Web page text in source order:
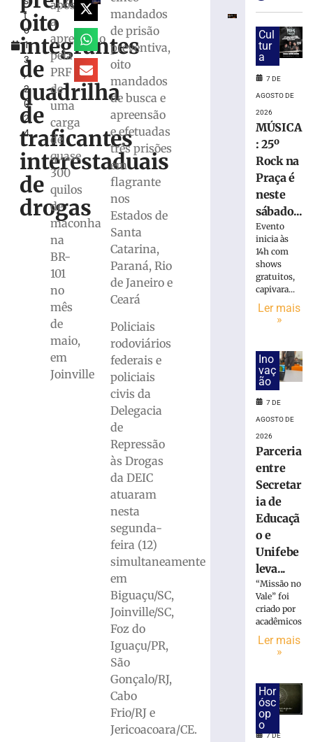
t
o
1
3
,
2
0
2
4
oito
integrantes
de
quadrilha
de
traficantes
interestaduais
de
drogas
após
a
apreensão
pela
PRF
de
uma
carga
de
quase
300
quilos
de
maconha
na
BR-
101
no
mês
de
maio,
em
Joinville
mandados
de prisão
preventiva,
oito
mandados
de busca e
apreensão
e efetuadas
três prisões
em
flagrante
nos
Estados de
Santa
Catarina,
Paraná, Rio
de Janeiro e
Ceará
Policiais
rodoviários
federais e
policiais
civis da
Delegacia
de
Repressão
às Drogas
da DEIC
atuaram
nesta
segunda-
feira (12)
simultaneamente
em
Biguaçu/SC,
Joinville/SC,
Foz do
Iguaçu/PR,
São
Gonçalo/RJ,
Cabo
Frio/RJ e
Jericoacoara/CE.
por
suspeita
tortura
contra
filho
anos
Polícia
quilos
drogas
Gaspar
Colisão
entre
veículos
bairro
Santa
Cul
tur
a
7 DE
AGOSTO DE
2026
MÚSICA
: 25º
Rock na
Praça é
neste
sábado...
Evento
inicia às
14h com
shows
gratuitos,
capivara...
Ler mais
»
Ino
vaç
ão
7 DE
AGOSTO DE
2026
Parceria
entre
Secretar
ia de
Educaçã
o e
Unifebe
leva...
“Missão no
Vale” foi
criado por
acadêmicos
Ler mais
»
Hor
ósc
op
o
7 DE